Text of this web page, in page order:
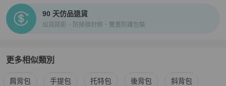
90 天仿品退貨
出貨錄影、防掉換封條、雙重防護包裝
更多相似類別
更多Tory Burch女包 相似商品推薦
肩背包 手提包 托特包 後背包 斜背包